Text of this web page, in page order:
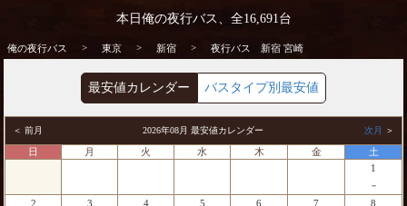
夜行バス
本日俺の夜行バス、全16,691台
俺の夜行バス > 東京 > 新宿 > 夜行バス 新宿 宮崎
最安値カレンダー バスタイプ別最安値
＜ 前月 2026年08月 最安値カレンダー 次月 ＞
日 月 火 水 木 金
土
1
－
2
3
4
5
6
7
8